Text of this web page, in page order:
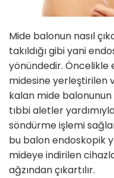
Mide balonun nasıl
takıldığı gibi yani
yönündedir. Öncelikle
midesine yerleştirilen
kalan mide
tıbbi aletler
söndürme işlemi
bu balon endoskopik
mideye indirilen
ağzından çıkartılır.